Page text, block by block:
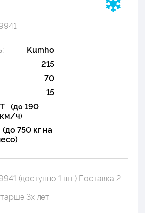
Kumho
215
70
15
T (до 190
км/ч)
750 кг на
(доступно 1 шт.) Поставка 2
3х лет